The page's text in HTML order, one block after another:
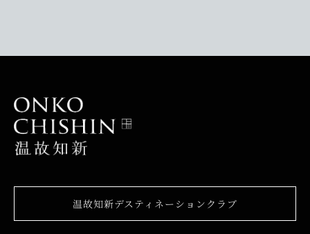
温故知新デスティネーションクラブ